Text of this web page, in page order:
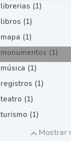
librerias (1)
libros (1)
mapa (1)
monumentos (1)
música (1)
registros (1)
teatro (1)
turismo (1)
Mostrar